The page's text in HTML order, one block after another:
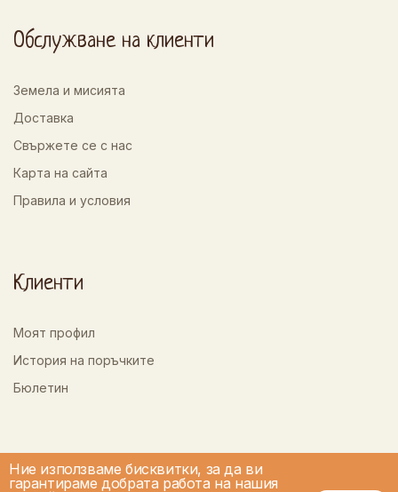
Ние използваме бисквитки, за да ви
гарантираме добрата работа на нашия
Обслужване на клиенти
Земела и мисията
Доставка
Свържете се с нас
Карта на сайта
Правила и условия
Клиенти
Моят профил
История на поръчките
Бюлетин